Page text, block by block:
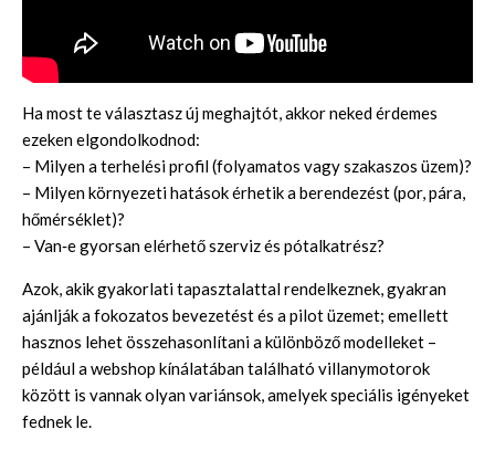
Ha most te választasz új meghajtót, akkor neked érdemes
ezeken elgondolkodnod:
– Milyen a terhelési profil (folyamatos vagy szakaszos üzem)?
– Milyen környezeti hatások érhetik a berendezést (por, pára,
hőmérséklet)?
– Van‑e gyorsan elérhető szerviz és pótalkatrész?
Azok, akik gyakorlati tapasztalattal rendelkeznek, gyakran
ajánlják a fokozatos bevezetést és a pilot üzemet; emellett
hasznos lehet összehasonlítani a különböző modelleket –
például a webshop kínálatában található villanymotorok
között is vannak olyan variánsok, amelyek speciális igényeket
fednek le.